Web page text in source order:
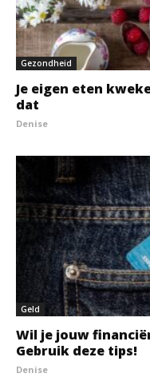
Gezondheid
Je eigen eten
dat
Denise
Geld
Wil je jouw
Gebruik deze tips!
Denise